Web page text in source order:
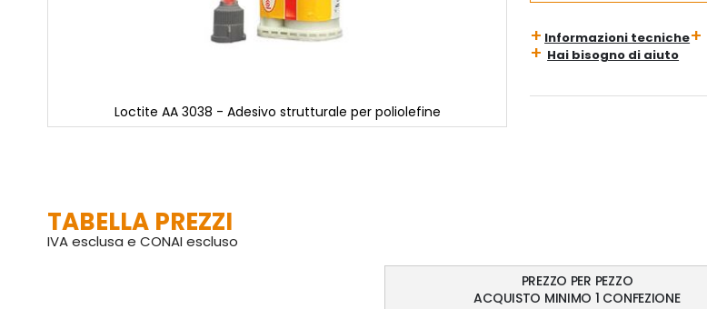
Loctite AA 3038 - Adesivo strutturale per poliolefine
immagini
Informazioni tecniche
Hai bisogno di aiuto
TABELLA PREZZI
IVA esclusa e CONAI escluso
PREZZO PER PEZZO
ACQUISTO MINIMO 1 CONFEZIONE